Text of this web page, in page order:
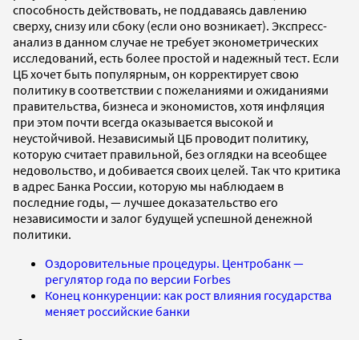
способность действовать, не поддаваясь давлению
сверху, снизу или сбоку (если оно возникает). Экспресс-
анализ в данном случае не требует эконометрических
исследований, есть более простой и надежный тест. Если
ЦБ хочет быть популярным, он корректирует свою
политику в соответствии с пожеланиями и ожиданиями
правительства, бизнеса и экономистов, хотя инфляция
при этом почти всегда оказывается высокой и
неустойчивой. Независимый ЦБ проводит политику,
которую считает правильной, без оглядки на всеобщее
недовольство, и добивается своих целей. Так что критика
в адрес Банка России, которую мы наблюдаем в
последние годы, — лучшее доказательство его
независимости и залог будущей успешной денежной
политики.
Оздоровительные процедуры. Центробанк —
регулятор года по версии Forbes
Конец конкуренции: как рост влияния государства
меняет российские банки